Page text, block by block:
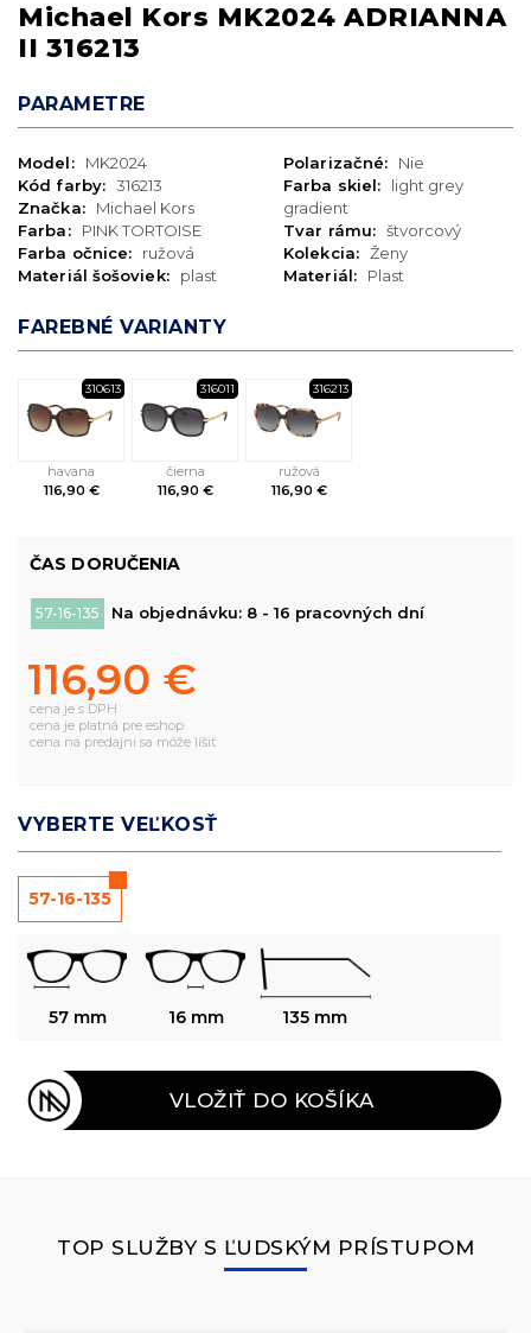
Michael Kors MK2024 ADRIANNA
II 316213
PARAMETRE
Model:
MK2024
Kód farby: 316213
Značka:
Michael Kors
Farba:
PINK TORTOISE
Farba očnice:
ružová
Materiál šošoviek:
plast
Polarizačné:
Nie
Farba skiel:
light grey
gradient
Tvar rámu: štvorcový
Kolekcia: Ženy
Materiál:
Plast
FAREBNÉ VARIANTY
310613
havana
116,90 €
316011
čierna
116,90 €
316213
ružová
116,90 €
ČAS DORUČENIA
57-16-135 Na objednávku: 8 - 16 pracovných dní
116,90 €
cena je s DPH
cena je platná pre eshop
cena na predajni sa môže líšiť
VYBERTE VEĽKOSŤ
57-16-135
57 mm 16 mm 135 mm
VLOŽIŤ DO KOŠÍKA
TOP SLUŽBY S ĽUDSKÝM PRÍSTUPOM